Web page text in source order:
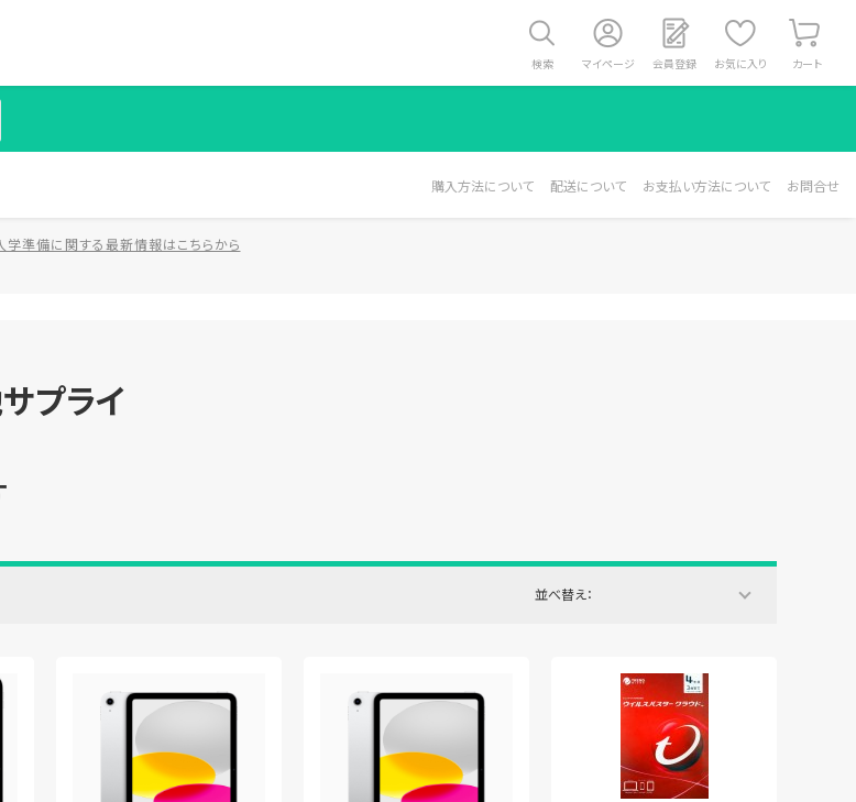
検索 マイページ 会員登録 お気に入り カート
購入方法について 配送について お支払い方法について お問合せ
学準備に関する最新情報はこちらから
サプライ
並べ替え：